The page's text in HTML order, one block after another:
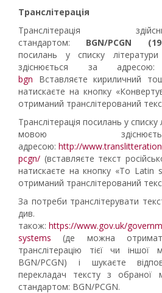
Транслітерація
Транслітерація
стандартом: BGN/PCGN
посилань у списку
здіснюється за
bgn Вставляєте кириличний
натискаєте на кнопку
отриманий транслітерований
Транслітерація посилань у
мовою
адресою: http://
pcgn/ (вставляєте текст
натискаєте на кнопку «To Latin
отриманий транслітерований
За потреби транслітерувати
див.
також: https://www.gov.uk/
systems (де можна
транслітерацію тієї чи
BGN/PCGN) і шукаєте
перекладач тексту з
стандартом: BGN/PCGN.